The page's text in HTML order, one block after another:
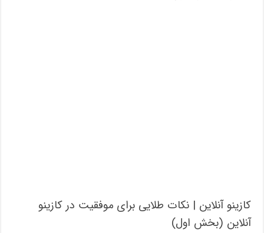
کازینو آنلاین | نکات طلایی برای موفقیت در کازینو
آنلاین (بخش اول)